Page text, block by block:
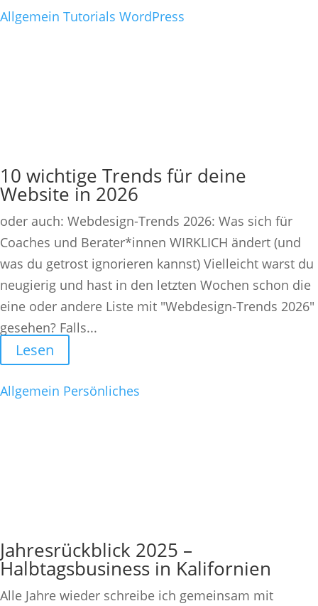
Allgemein Tutorials WordPress
10 wichtige Trends für deine
Website in 2026
oder auch: Webdesign-Trends 2026: Was sich für
Coaches und Berater*innen WIRKLICH ändert (und
was du getrost ignorieren kannst) Vielleicht warst du
neugierig und hast in den letzten Wochen schon die
eine oder andere Liste mit "Webdesign-Trends 2026"
gesehen? Falls...
Lesen
Allgemein Persönliches
Jahresrückblick 2025 –
Halbtagsbusiness in Kalifornien
Alle Jahre wieder schreibe ich gemeinsam mit